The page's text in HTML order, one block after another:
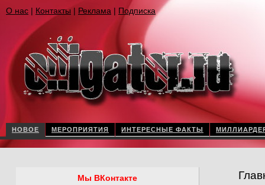
О нас | Контакты | Реклама | Подписка
НОВОЕ МЕРОПРИЯТИЯ ИНТЕРЕСНЫЕ ФАКТЫ
Мы ВКонтакте